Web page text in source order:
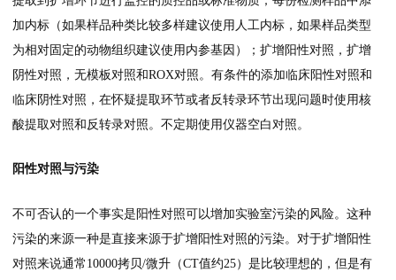
加内标（如果样品种类比较多样建议使用人工内标，如果样品类型
为相对固定的动物组织建议使用内参基因）；扩增阳性对照，扩增
阴性对照，无模板对照和ROX对照。有条件的添加临床阳性对照和
临床阴性对照，在怀疑提取环节或者反转录环节出现问题时使用核
酸提取对照和反转录对照。不定期使用仪器空白对照。
阳性对照与污染
不可否认的一个事实是阳性对照可以增加实验室污染的风险。这种
污染的来源一种是直接来源于扩增阳性对照的污染。对于扩增阳性
对照来说通常10000拷贝/微升（CT值约25）是比较理想的，但是有